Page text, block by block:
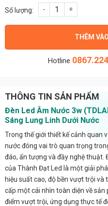
Đèn Led Âm Nước 3w (TDLAN-
THÊM
Hotline
THÔNG TIN SẢN PHẨM
Đèn Led Âm Nước 3w
Sáng Lung Linh Dưới Nước
Trong thế giới thiết kế cảnh quan
nước đóng vai trò quan trọng
đáo, ấn tượng và đầy nghệ thuật.
của Thành Đạt Led là một giải
hiệu suất cao, độ bền vượt trội và
cấp một cái nhìn toàn diện về
điểm vượt trội, ứng dụng thực tế